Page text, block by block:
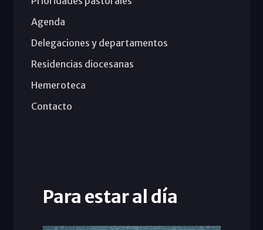
Agenda
Delegaciones y departamentos
Residencias diocesanas
Hemeroteca
Contacto
Para estar al día